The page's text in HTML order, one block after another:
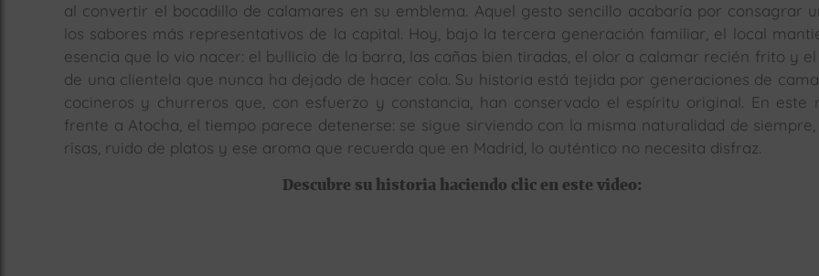
al convertir el bocadillo de calamares en su emblema. Aquel gesto sencillo acabaría por consagrar
los sabores más representativos de la capital. Hoy, bajo la tercera generación familiar, el local
esencia que lo vio nacer: el bullicio de la barra, las cañas bien tiradas, el olor a calamar recién frito y
de una clientela que nunca ha dejado de hacer cola. Su historia está tejida por generaciones de
cocineros y churreros que, con esfuerzo y constancia, han conservado el espíritu original. En este
frente a Atocha, el tiempo parece detenerse: se sigue sirviendo con la misma naturalidad de
risas, ruido de platos y ese aroma que recuerda que en Madrid, lo auténtico no necesita disfraz.
Descubre su historia haciendo clic en este video: